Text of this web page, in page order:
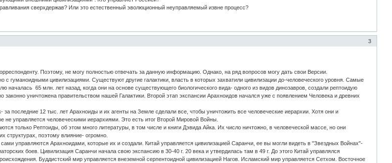
сверхдержав? Или это естественный эволюционный неуправляемый извне процесс?
3
Поэтому, не могу полностью отвечать за данную информацию. Однако, на ряд вопросов могу дать свои Версии.
гуманоидными цивилизациями. Существуют другие галактики, власть в которых захватили цивилизации до-человеческого уровня. Самые
65 млн. лет назад, когда они на основе существующего биологического вида- одного из видов динозавров, создали рептоидую
уничтожена правительством нашей Галактики. Второй этап экспансии Арахноидов начался уже с появлением Человека и древних
последние 12 тыс. лет Арахноиды и их агенты на Земле сделали все, чтобы уничтожить все человеческие иерархии. Хотя они и
не управляется человеческими иерархиями. Это есть итог Второй Мировой Войны.
только Рептоиды, об этом много литературы, в том числе и книги Дэвида Айка. Их число ничтожно, в человеческой массе, но они
структурах, поэтому влияние- огромно.
управляются Арахноидами, которые их и создали. Китай управляется цивилизацией Саранчи, ее вы могли видеть в "Звездных Войнах"-
боев. Цивилизация Саранчи начала свою экспансию в 30-40 г. 20 века и утвердилась там в 49 г. До этого Китай управлялся
Буддистский мир управляется внеземной серпентоидной цивилизацией Нагов. Исламский мир управляется Сетхом. Восточное